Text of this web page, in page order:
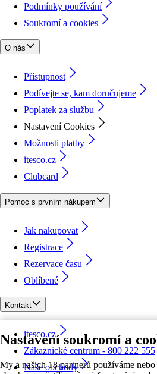
Nastavení soukromí a
My a našich 18 partnerů používáme
Podmínky používání
Soukromí a cookies
O nás
Přístupnost
Podívejte se, kam doručujeme
Poplatek za službu
Nastavení Cookies
Možnosti platby
itesco.cz
Clubcard
Pomoc s prvním nákupem
Jak nakupovat
Registrace
Rezervace času
Oblíbené
Kontakt
itesco.cz
Zákaznické centrum - 800 222 555
Naše obchody